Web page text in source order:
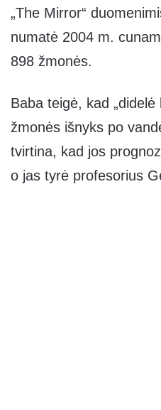
„The Mirror“
numatė 2004 m.
898 žmonės.
Baba teigė, kad
žmonės išnyks po
tvirtina, kad jos
o jas tyrė profesorius